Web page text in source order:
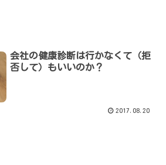
会社の健康診断は行かなくて（拒
否して）もいいのか？
2017.08.20